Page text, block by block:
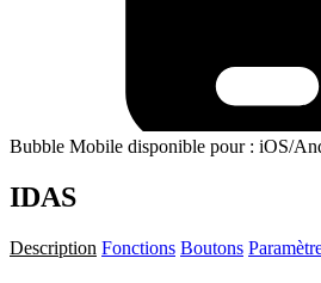
Bubble Mobile disponible pour : iOS/
IDAS
Description Fonctions Boutons